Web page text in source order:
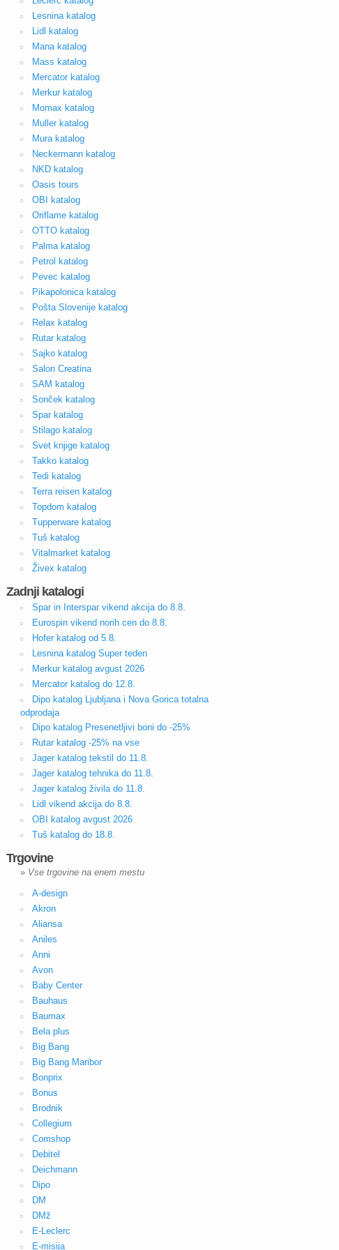
Lesnina katalog
Lidl katalog
Mana katalog
Mass katalog
Mercator katalog
Merkur katalog
Momax katalog
Muller katalog
Mura katalog
Neckermann katalog
NKD katalog
Oasis tours
OBI katalog
Oriflame katalog
OTTO katalog
Palma katalog
Petrol katalog
Pevec katalog
Pikapolonica katalog
Pošta Slovenije katalog
Relax katalog
Rutar katalog
Sajko katalog
Salon Creatina
SAM katalog
Sonček katalog
Spar katalog
Stilago katalog
Svet knjige katalog
Takko katalog
Tedi katalog
Terra reisen katalog
Topdom katalog
Tupperware katalog
Tuš katalog
Vitalmarket katalog
Živex katalog
Zadnji katalogi
Spar in Interspar vikend akcija do 8.8.
Eurospin vikend norih cen do 8.8.
Hofer katalog od 5.8.
Lesnina katalog Super teden
Merkur katalog avgust 2026
Mercator katalog do 12.8.
Dipo katalog Ljubljana i Nova Gorica totalna
odprodaja
Dipo katalog Presenetljivi boni do -25%
Rutar katalog -25% na vse
Jager katalog tekstil do 11.8.
Jager katalog tehnika do 11.8.
Jager katalog živila do 11.8.
Lidl vikend akcija do 8.8.
OBI katalog avgust 2026
Tuš katalog do 18.8.
Trgovine
» Vse trgovine na enem mestu
A-design
Akron
Aliansa
Aniles
Anni
Avon
Baby Center
Bauhaus
Baumax
Bela plus
Big Bang
Big Bang Maribor
Bonprix
Bonus
Brodnik
Collegium
Comshop
Debitel
Deichmann
Dipo
DM
DMž
E-Leclerc
E-misija